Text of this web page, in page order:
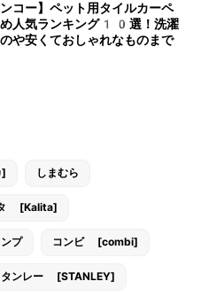
ンコー】ペット用タイルカーペ
め人気ランキング10選！洗濯
や安くておしゃれなものまで
しまむら
[Kalita]
プ コンビ [combi]
タンレー [STANLEY]